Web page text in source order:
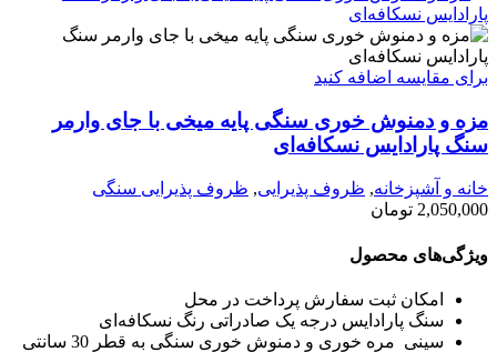
برای مقایسه اضافه کنید
مزه و دمنوش خوری سنگی پایه میخی با جای وارمر
سنگ پارادایس نسکافه‌ای
خانه و آشپزخانه, ظروف پذیرایی, ظروف پذیرایی سنگی
2,050,000 تومان
ویژگی‌های محصول
امکان ثبت سفارش پرداخت در محل
سنگ پارادایس درجه یک صادراتی رنگ نسکافه‌ای
سینی مره خوری و دمنوش خوری سنگی به قطر 30 سانتی